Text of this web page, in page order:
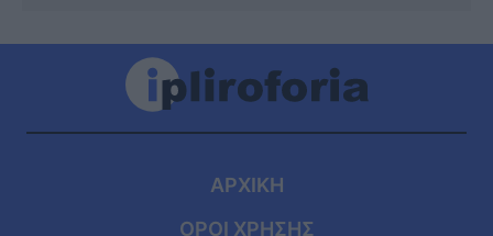
ΑΡΧΙΚΗ
ΟΡΟΙ ΧΡΗΣΗΣ